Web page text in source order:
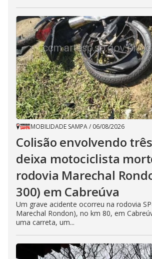
MOBILIDADE SAMPA/ 06/08/2026
Colisão envolvendo
deixa motociclista
rodovia Marechal
300) em Cabreúva
Um grave acidente ocorreu na rodovia
Marechal Rondon), no km 80, em
uma carreta, um...